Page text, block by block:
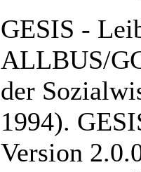
GESIS -
ALLBUS/
der
1994).
Version